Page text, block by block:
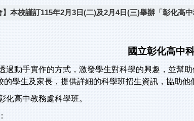
】本校謹訂115年2月3日(二)及2月4日(三)舉辦「彰化高
國立彰化高中
過動手實作的方式，激發學生對科學的興趣，並幫
的學生及家長，提供詳細的科學班招生資訊，協助
化高中教務處科學班。